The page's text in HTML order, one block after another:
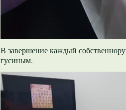
В завершение каждый
гусиным.